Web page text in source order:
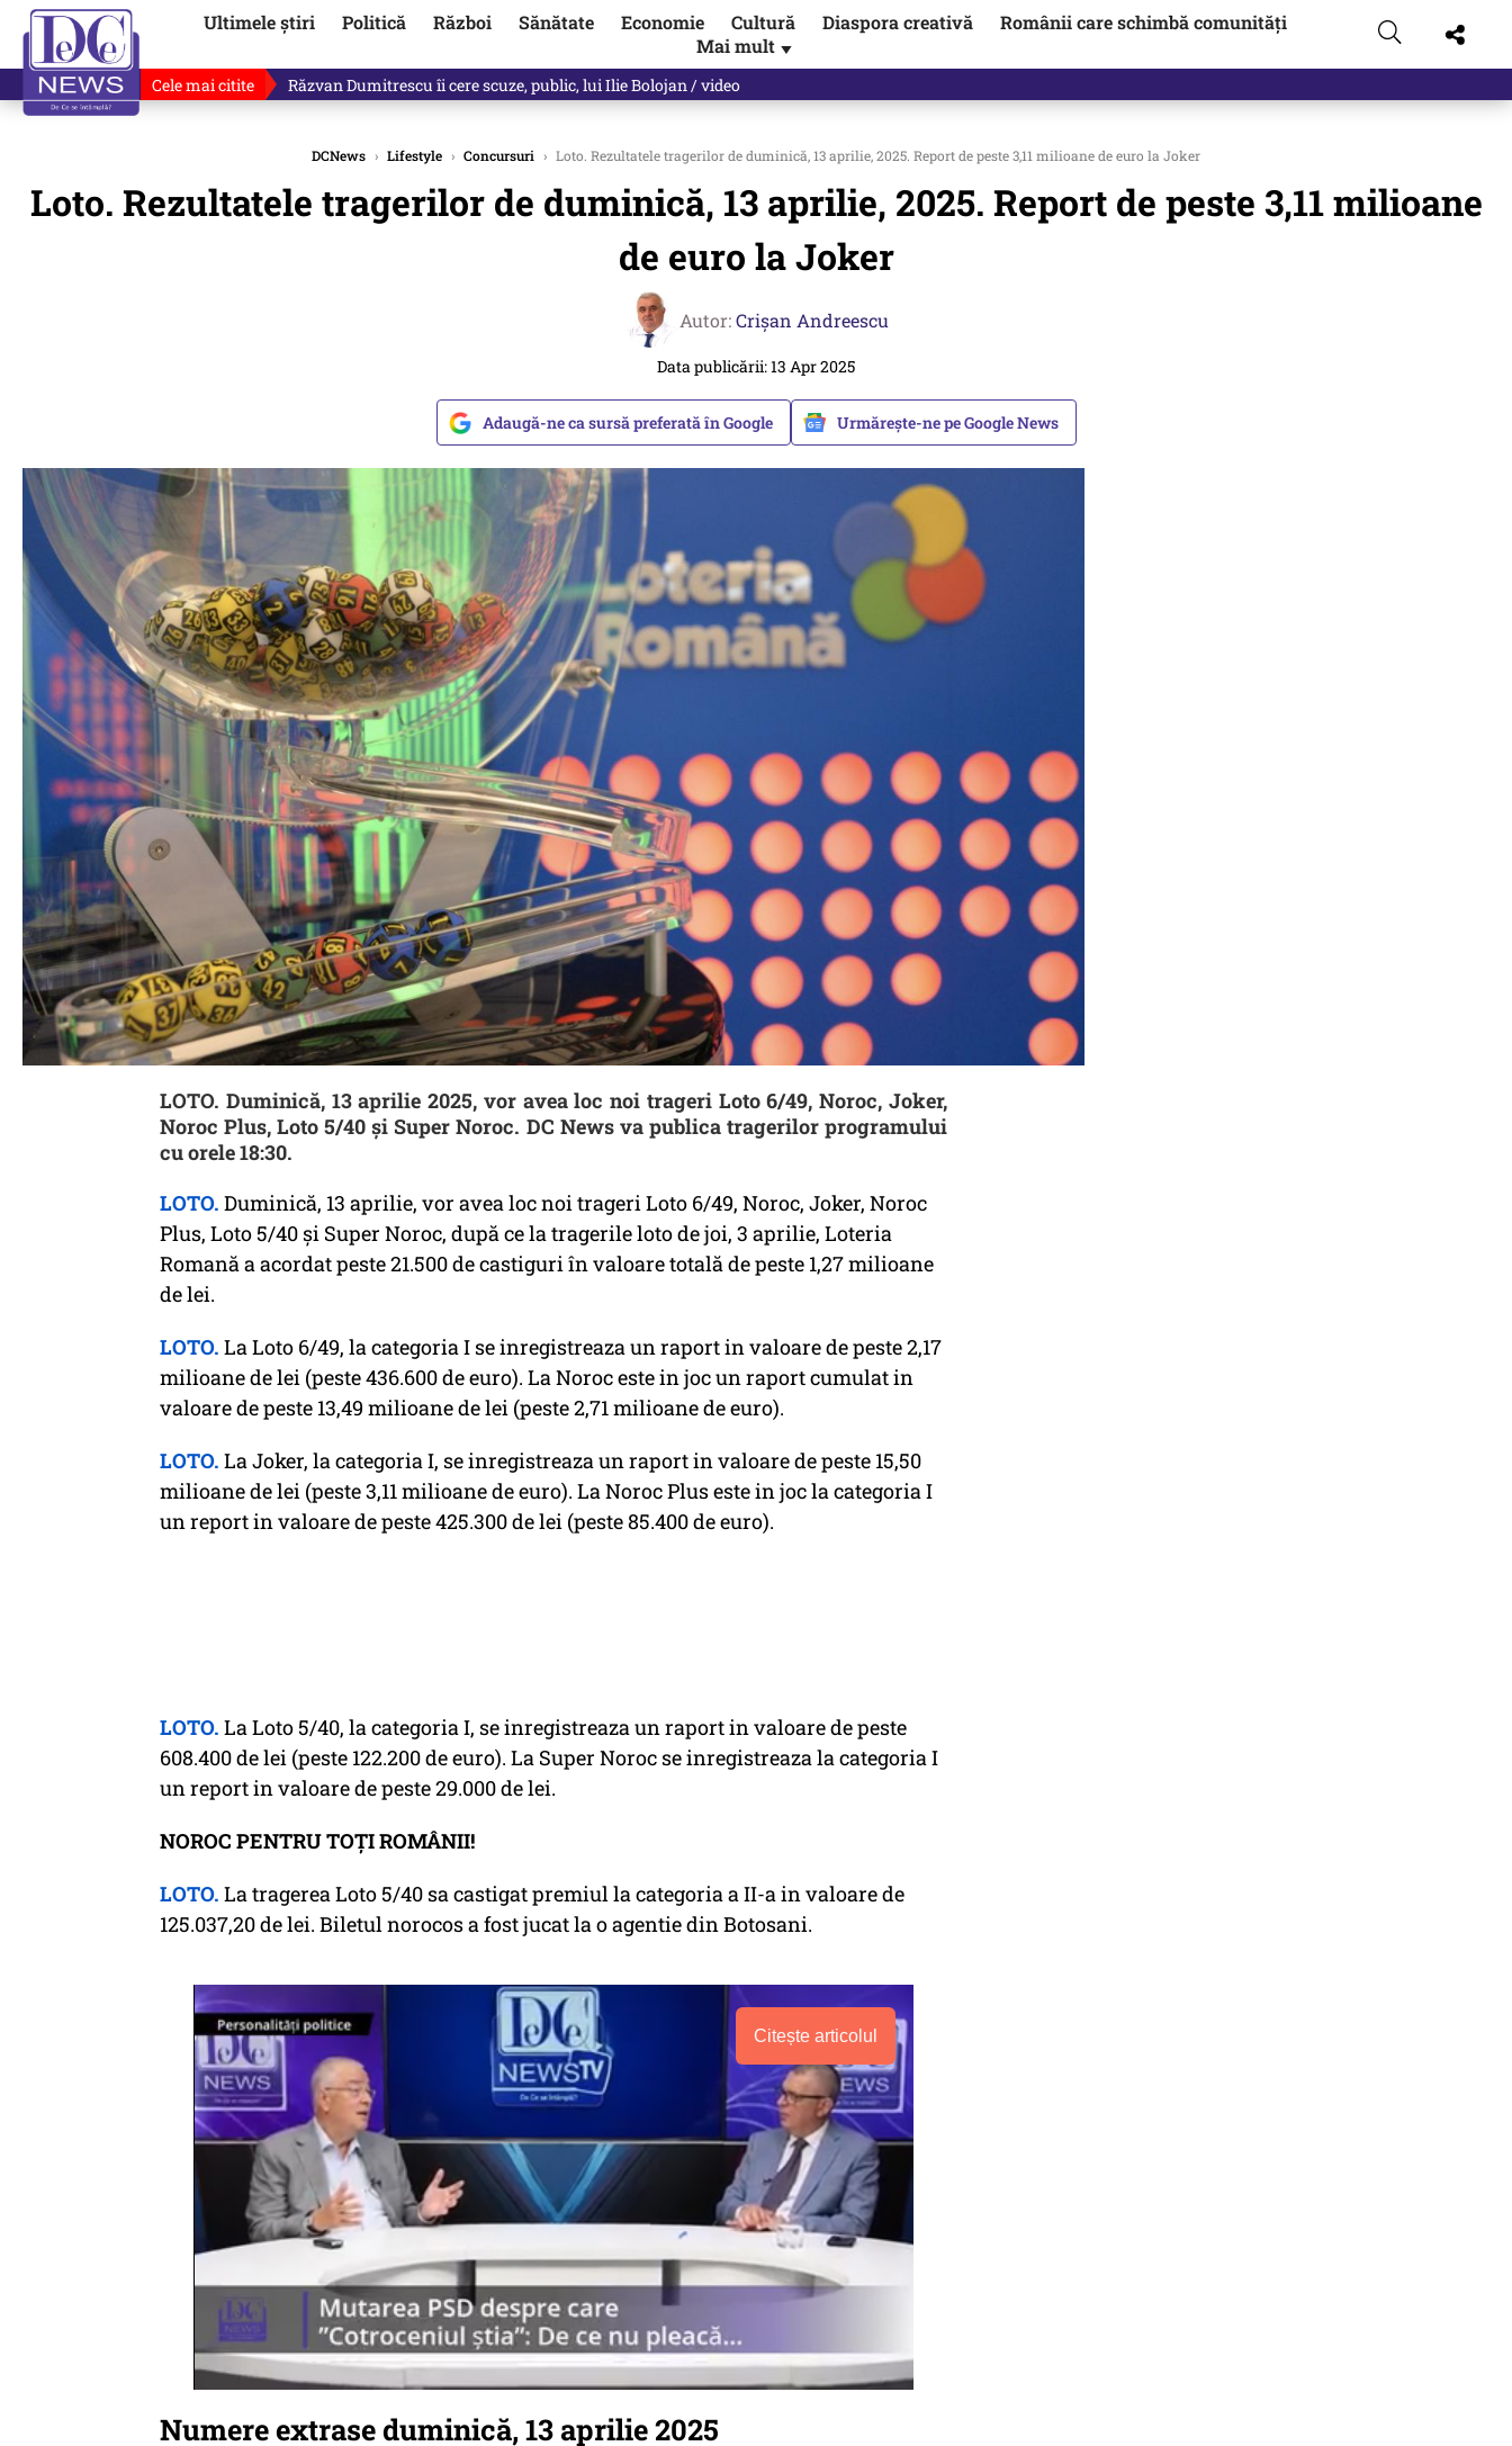
Ultimele știri Politică Război Sănătate Economie Cultură Diaspora creativă
Românii care schimbă comunități
Mai mult ▼
Cele mai citite Răzvan Dumitrescu îi cere scuze, public, lui Ilie Bolojan / video
DCNews › Lifestyle › Concursuri › Loto. Rezultatele tragerilor de duminică, 13 aprilie, 2025. Report de peste 3,11 milioane de euro la Joker
Loto. Rezultatele tragerilor de duminică, 13 aprilie, 2025. Report de peste 3,11 milioane
de euro la Joker
Autor:Crişan Andreescu
Data publicării: 13 Apr 2025
Adaugă-ne ca sursă preferată în Google Urmărește-ne pe Google News
LOTO. Duminică, 13 aprilie 2025, vor avea loc noi trageri Loto 6/49, Noroc, Joker,
Noroc Plus, Loto 5/40 și Super Noroc. DC News va publica tragerilor programului
cu orele 18:30.
LOTO. Duminică, 13 aprilie, vor avea loc noi trageri Loto 6/49, Noroc, Joker, Noroc
Plus, Loto 5/40 și Super Noroc, după ce la tragerile loto de joi, 3 aprilie, Loteria
Romană a acordat peste 21.500 de castiguri în valoare totală de peste 1,27 milioane
de lei.
LOTO. La Loto 6/49, la categoria I se inregistreaza un raport in valoare de peste 2,17
milioane de lei (peste 436.600 de euro). La Noroc este in joc un raport cumulat in
valoare de peste 13,49 milioane de lei (peste 2,71 milioane de euro).
LOTO. La Joker, la categoria I, se inregistreaza un raport in valoare de peste 15,50
milioane de lei (peste 3,11 milioane de euro). La Noroc Plus este in joc la categoria I
un report in valoare de peste 425.300 de lei (peste 85.400 de euro).
LOTO. La Loto 5/40, la categoria I, se inregistreaza un raport in valoare de peste
608.400 de lei (peste 122.200 de euro). La Super Noroc se inregistreaza la categoria I
un report in valoare de peste 29.000 de lei.
NOROC PENTRU TOȚI ROMÂNII!
LOTO. La tragerea Loto 5/40 sa castigat premiul la categoria a II-a in valoare de
125.037,20 de lei. Biletul norocos a fost jucat la o agentie din Botosani.
Citește articolul
Numere extrase duminică, 13 aprilie 2025